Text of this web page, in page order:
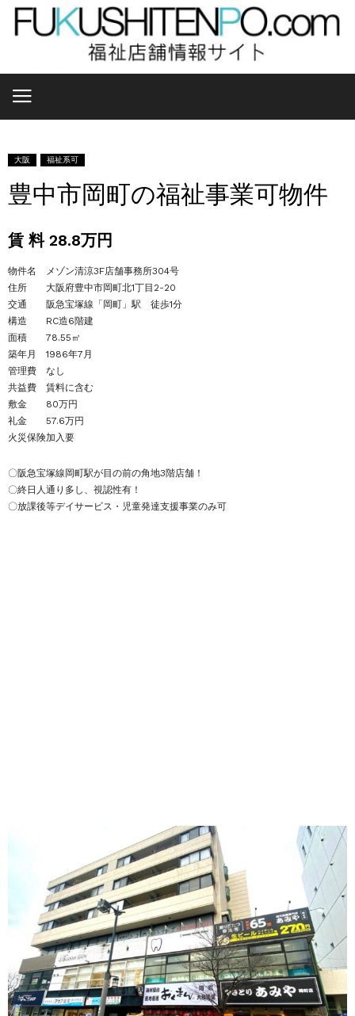
大阪 福祉系可
豊中市岡町の福祉事業可物件
賃 料 28.8万円
物件名 メゾン清涼3F店舗事務所304号
住所 大阪府豊中市岡町北1丁目2-20
交通 阪急宝塚線「岡町」駅 徒歩1分
構造 RC造6階建
面積 78.55㎡
築年月 1986年7月
管理費 なし
共益費 賃料に含む
敷金 80万円
礼金 57.6万円
火災保険加入要
〇阪急宝塚線岡町駅が目の前の角地3階店舗！
〇終日人通り多し、視認性有！
〇放課後等デイサービス・児童発達支援事業のみ可